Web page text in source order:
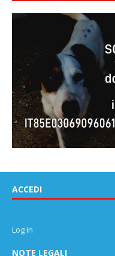
ACCEDI
Log in
NOTE LEGALI